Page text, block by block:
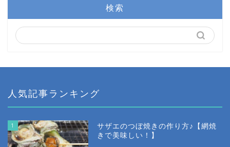
検索
人気記事ランキング
1
サザエのつぼ焼きの作り方♪【網焼
きで美味しい！】